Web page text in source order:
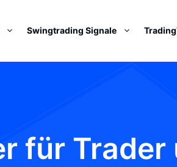
Swingtrading Signale
für Trader